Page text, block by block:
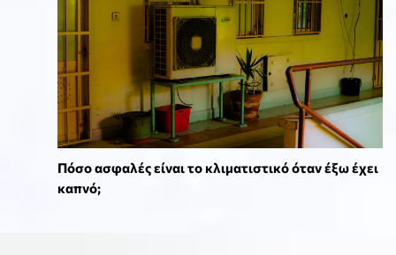
Πόσο ασφαλές είναι το κλιματιστικό όταν έξω έχει
καπνό;